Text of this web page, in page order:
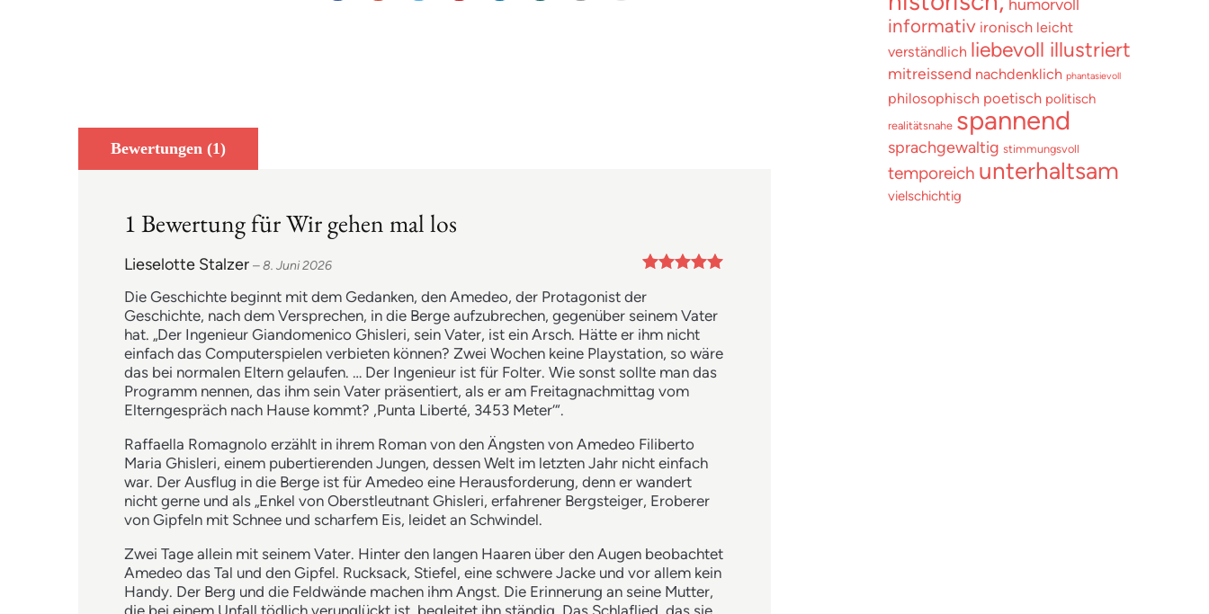
Bewertungen (1)
1 Bewertung fürWir gehen mal los
5
Lieselotte Stalzer –8. Juni 2026
Die Geschichte beginnt mit dem Gedanken, den Amedeo, der Protagonist der
Geschichte, nach dem Versprechen, in die Berge aufzubrechen, gegenüber seinem Vater
hat. „Der Ingenieur Giandomenico Ghisleri, sein Vater, ist ein Arsch. Hätte er ihm nicht
einfach das Computerspielen verbieten können? Zwei Wochen keine Playstation, so wäre
das bei normalen Eltern gelaufen. … Der Ingenieur ist für Folter. Wie sonst sollte man das
Programm nennen, das ihm sein Vater präsentiert, als er am Freitagnachmittag vom
Elterngespräch nach Hause kommt? ‚Punta Liberté, 3453 Meter‘“.
Raffaella Romagnolo erzählt in ihrem Roman von den Ängsten von Amedeo Filiberto
Maria Ghisleri, einem pubertierenden Jungen, dessen Welt im letzten Jahr nicht einfach
war. Der Ausflug in die Berge ist für Amedeo eine Herausforderung, denn er wandert
nicht gerne und als „Enkel von Oberstleutnant Ghisleri, erfahrener Bergsteiger, Eroberer
von Gipfeln mit Schnee und scharfem Eis, leidet an Schwindel.
Zwei Tage allein mit seinem Vater. Hinter den langen Haaren über den Augen beobachtet
Amedeo das Tal und den Gipfel. Rucksack, Stiefel, eine schwere Jacke und vor allem kein
Handy. Der Berg und die Feldwände machen ihm Angst. Die Erinnerung an seine Mutter,
humorvoll
informativ ironisch leicht
verständlich liebevoll illustriert
mitreissend nachdenklich phantasievoll
philosophisch poetisch politisch
realitätsnahe spannend
sprachgewaltig stimmungsvoll
temporeich unterhaltsam
vielschichtig